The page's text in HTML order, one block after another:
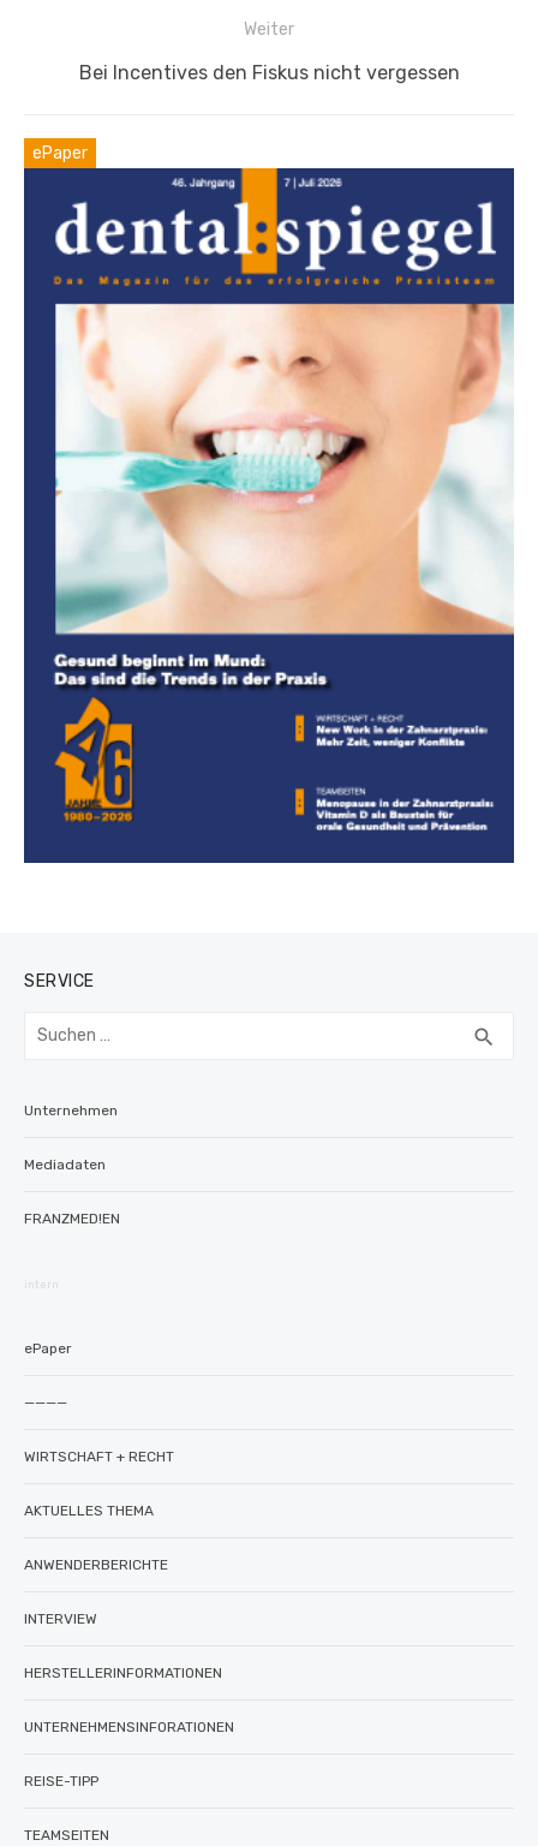
Weiter
Nächster
Bei Incentives den Fiskus nicht vergessen
ePaper
SERVICE
Suchen
search
Unternehmen
Mediadaten
FRANZMED!EN
intern
ePaper
————
WIRTSCHAFT + RECHT
AKTUELLES THEMA
ANWENDERBERICHTE
INTERVIEW
HERSTELLERINFORMATIONEN
UNTERNEHMENSINFORATIONEN
REISE-TIPP
TEAMSEITEN